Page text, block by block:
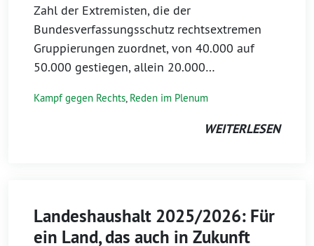
Zahl der Extremisten, die der
Bundesverfassungsschutz rechtsextremen
Gruppierungen zuordnet, von 40.000 auf
50.000 gestiegen, allein 20.000…
Kampf gegen Rechts, Reden im Plenum
WEITERLESEN
Landeshaushalt 2025/2026: Für
ein Land, das auch in Zukunft